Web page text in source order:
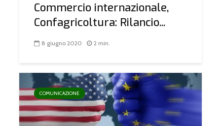
Commercio internazionale,
Confagricoltura: Rilancio...
8 giugno 2020 2 min.
COMUNICAZIONE